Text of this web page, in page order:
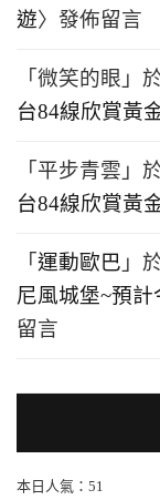
遊〉發佈留言
「 微笑的眼 」
台84線欣賞黃
「 平步青雲 」
台84線欣賞黃
「 運動歐巴 」
尼風城堡~預
留言
本日人氣：51